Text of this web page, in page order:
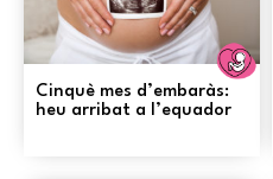
Cinquè mes d’embaràs:
heu arribat a l’equador